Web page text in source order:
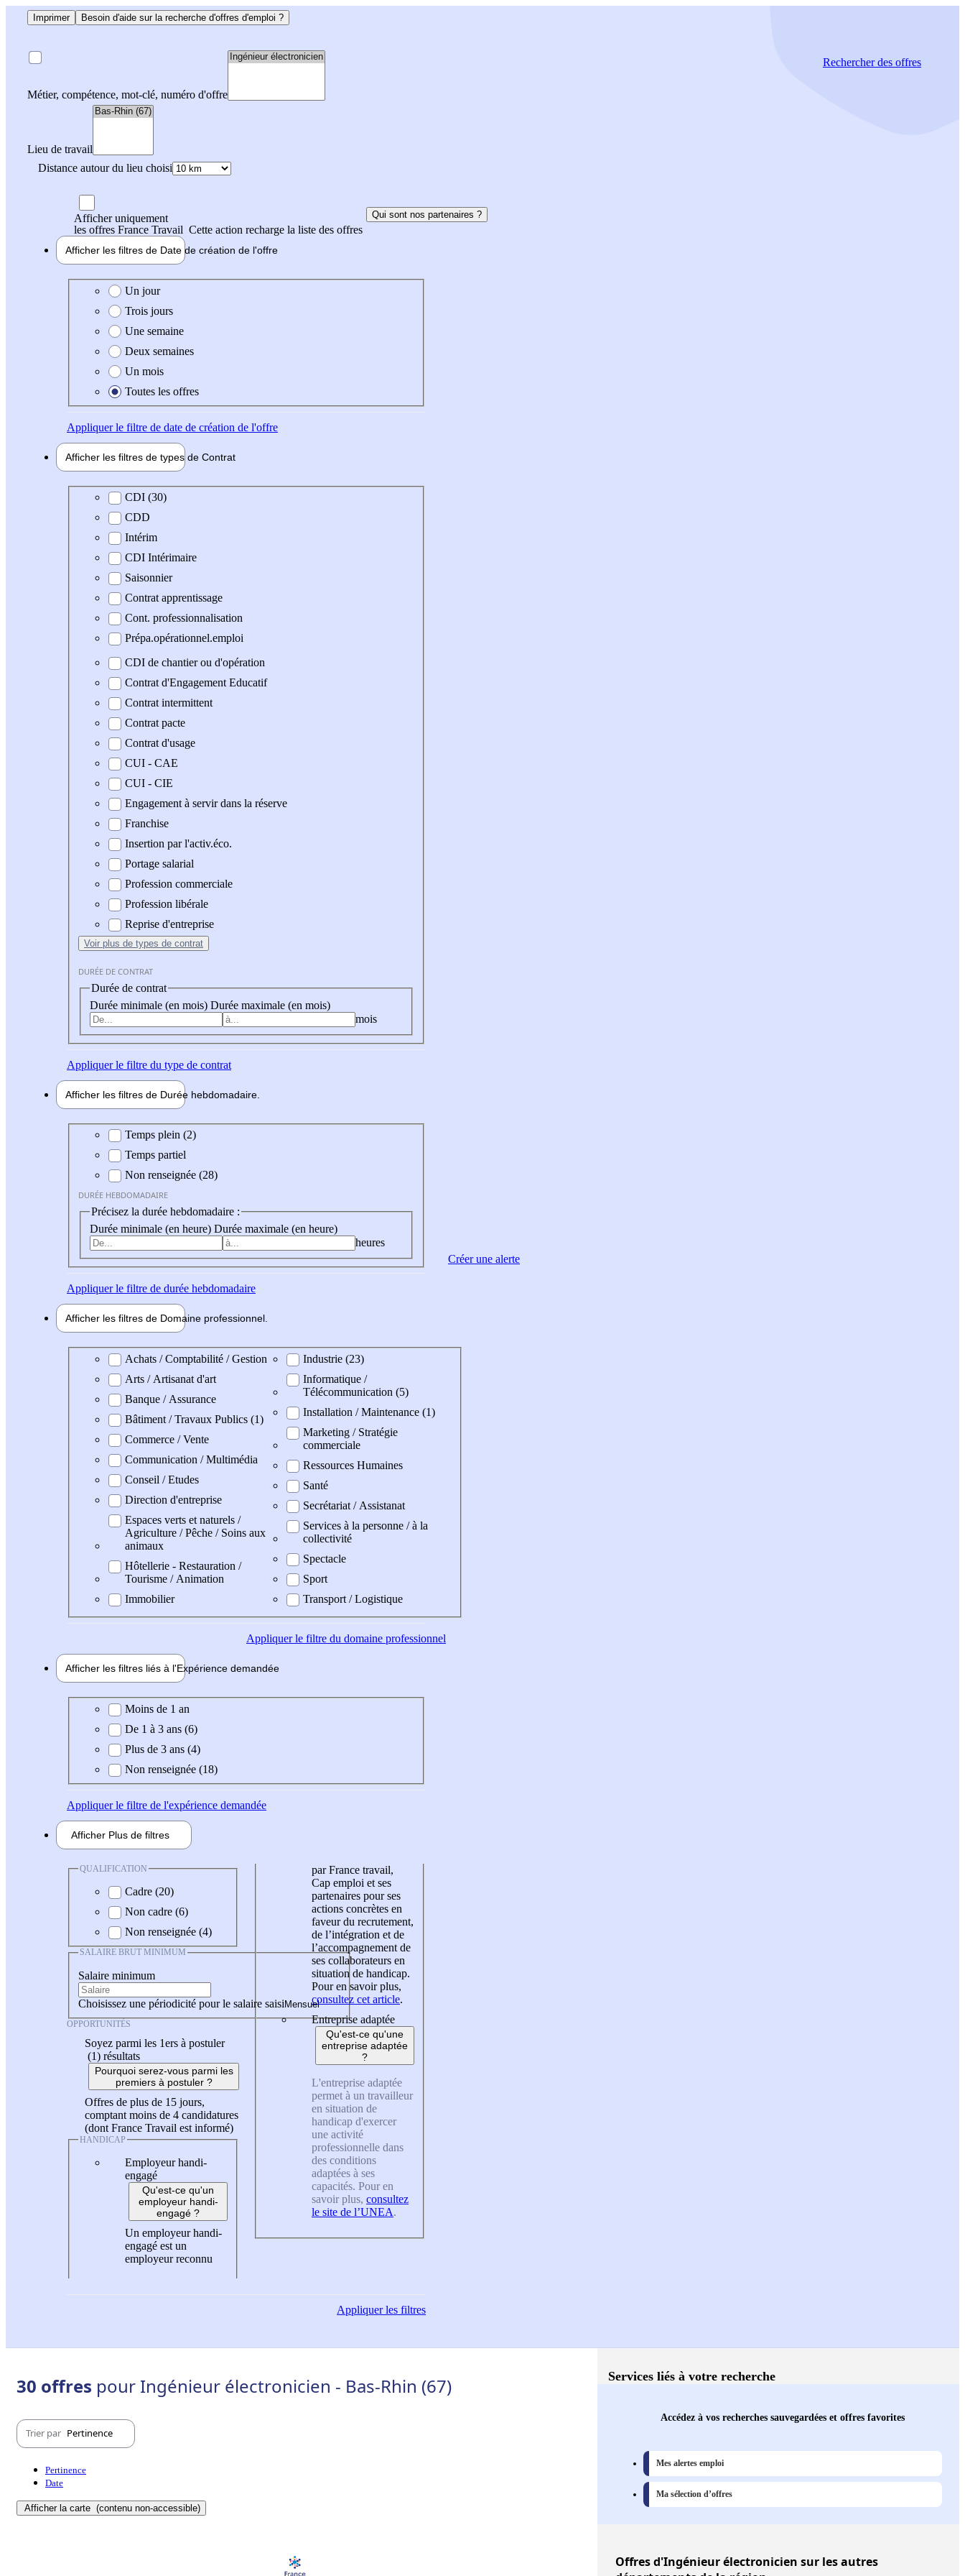
Imprimer Besoin d'aide sur la recherche d'offres d'emploi ?
Métier, compétence, mot-clé, numéro d'offre
Lieu de travail
Distance autour du lieu choisi
Rechercherdes offres
Afficher uniquement
les offres France Travail Cette action recharge la liste des offres
Qui sont nos partenaires ?
Afficher les filtres de Date de création de l'offre
Date de création de l'offre
Un jour
Trois jours
Une semaine
Deux semaines
Un mois
Toutes les offres
Appliquerle filtre de date de création de l'offre
Afficher les filtres de types de Contrat
Type de contratCDI (30)
CDD
Intérim
CDI Intérimaire
Saisonnier
Contrat apprentissage
Cont. professionnalisation
Prépa.opérationnel.emploi
CDI de chantier ou d'opération
Contrat d'Engagement Educatif
Contrat intermittent
Contrat pacte
Contrat d'usage
CUI - CAE
CUI - CIE
Engagement à servir dans la réserve
Franchise
Insertion par l'activ.éco.
Portage salarial
Profession commerciale
Profession libérale
Reprise d'entreprise
Voir plus de types de contrat
DURÉE DE CONTRAT
Durée de contrat
Durée minimale (en mois) Durée maximale (en mois)
mois
Appliquerle filtre du type de contrat
Afficher les filtres de Durée hebdomadaire
Durée hebdomadaire
Temps plein (2)
Temps partiel
Non renseignée (28)
DURÉE HEBDOMADAIRE
Précisez la durée hebdomadaire :
Durée minimale (en heure) Durée maximale (en heure)
heures
Appliquerle filtre de durée hebdomadaire
Afficher les filtres de Domaine professionnel
Domaine professionel
Achats / Comptabilité / Gestion
Arts / Artisanat d'art
Banque / Assurance
Bâtiment / Travaux Publics (1)
Commerce / Vente
Communication / Multimédia
Conseil / Etudes
Direction d'entreprise
Espaces verts et naturels /
Agriculture / Pêche / Soins aux
animaux
Hôtellerie - Restauration /
Tourisme / Animation
Immobilier
Industrie (23)
Informatique /
Télécommunication (5)
Installation / Maintenance (1)
Marketing / Stratégie
commerciale
Ressources Humaines
Santé
Secrétariat / Assistanat
Services à la personne / à la
collectivité
Spectacle
Sport
Transport / Logistique
Appliquerle filtre du domaine professionnel
Afficher les filtres liés à l'Expérience demandée
Expérience demandée
Moins de 1 an
De 1 à 3 ans (6)
Plus de 3 ans (4)
Non renseignée (18)
Appliquerle filtre de l'expérience demandée
Afficher Plus de filtres
QUALIFICATION
Cadre (20)
Non cadre (6)
Non renseignée (4)
SALAIRE BRUT MINIMUM
Salaire minimum
Choisissez une périodicité pour le salaire saisi
OPPORTUNITÉS
Soyez parmi les 1ers à postuler
(1) résultats
Pourquoi serez-vous parmi les
premiers à postuler ?
Offres de plus de 15 jours,
comptant moins de 4 candidatures
(dont France Travail est informé)
HANDICAP
Employeur handi-
engagé
Qu'est-ce qu'un
employeur handi-
engagé ?
Un employeur handi-
engagé est un
employeur reconnu
par France travail,
Cap emploi et ses
partenaires pour ses
actions concrètes en
faveur du recrutement,
de l’intégration et de
l’accompagnement de
ses collaborateurs en
situation de handicap.
Pour en savoir plus,
consultez cet article.
Entreprise adaptée
Qu'est-ce qu'une
entreprise adaptée
?
L'entreprise adaptée
permet à un travailleur
en situation de
handicap d'exercer
une activité
professionnelle dans
des conditions
adaptées à ses
capacités. Pour en
savoir plus, consultez
le site de l’UNEA.
Appliquerles filtres
Créer une alerte
30 offres pour Ingénieur électronicien - Bas-Rhin (67)
Trier par Pertinence
Pertinence
Date
Afficher la carte (contenu non-accessible)
Services liés à votre recherche
Accédez à vos recherches sauvegardées et offres favorites
Mes alertes emploi
Ma sélection d’offres
Offresd'Ingénieur électronicien sur les autres